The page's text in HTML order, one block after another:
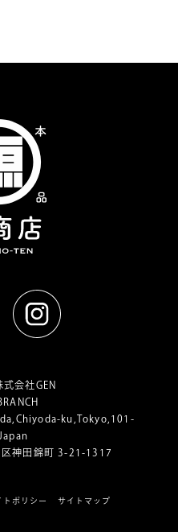
式会社GEN
ku,Tokyo,101-
神田錦町 3-21-1317
トポリシー サイトマップ